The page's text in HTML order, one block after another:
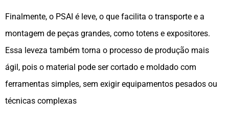
Finalmente, o PSAI é leve, o que facilita o transporte e a
montagem de peças grandes, como totens e expositores.
Essa leveza também torna o processo de produção mais
ágil, pois o material pode ser cortado e moldado com
ferramentas simples, sem exigir equipamentos pesados ou
técnicas complexas